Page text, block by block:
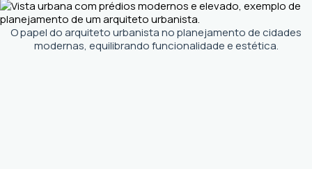
O papel do arquiteto urbanista no planejamento de cidades
modernas, equilibrando funcionalidade e estética.